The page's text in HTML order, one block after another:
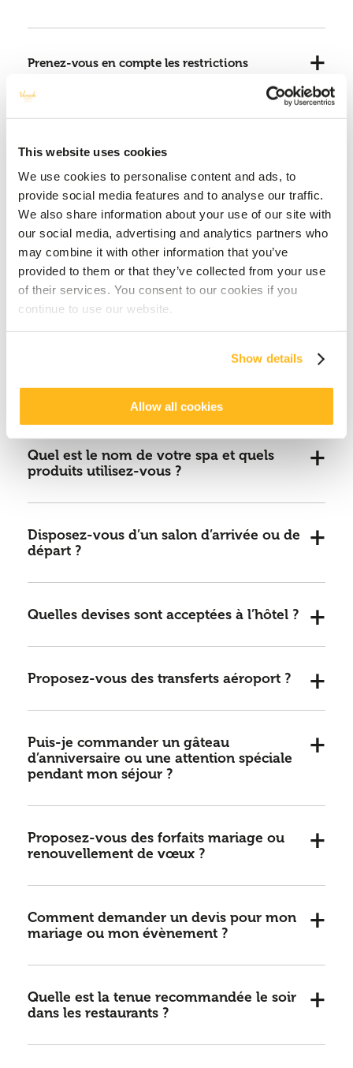
This website uses cookies
We use cookies to personalise content and ads, to
provide social media features and to analyse our traffic.
We also share information about your use of our site with
our social media, advertising and analytics partners who
may combine it with other information that you’ve
provided to them or that they’ve collected from your use
of their services. You consent to our cookies if you
continue to use our website.
Show details
Allow all cookies
Prenez-vous en compte les restrictions
Le Wi-Fi est-il disponible à l’hôtel ?
Quelles langues sont parlées à l’hôtel et
à l’île Maurice ?
Proposez-vous un service de location de
voiture ?
clients ?
Quel est le nom de votre spa et quels
produits utilisez-vous ?
Disposez-vous d’un salon d’arrivée ou de
départ ?
Quelles devises sont acceptées à l’hôtel ?
Proposez-vous des transferts aéroport ?
Puis-je commander un gâteau
d’anniversaire ou une attention spéciale
pendant mon séjour ?
Proposez-vous des forfaits mariage ou
renouvellement de vœux ?
Comment demander un devis pour mon
mariage ou mon évènement ?
Quelle est la tenue recommandée le soir
dans les restaurants ?